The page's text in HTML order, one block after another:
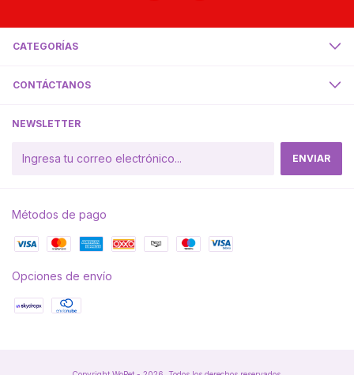
CATEGORÍAS
CONTÁCTANOS
NEWSLETTER
Métodos de pago
Opciones de envío